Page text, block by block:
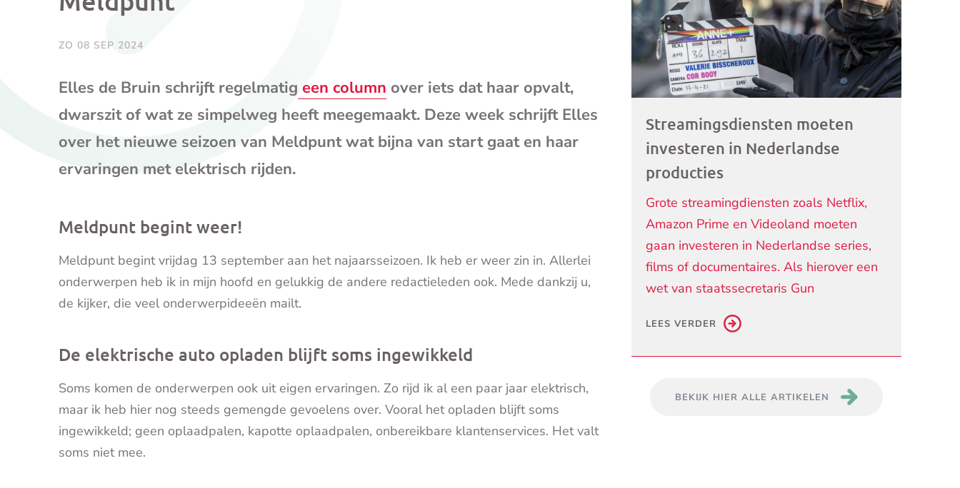
(opent
mailprogramma)
ZO 08 SEP 2024
Elles de Bruin schrijft regelmatig een column over iets dat haar opvalt,
dwarszit of wat ze simpelweg heeft meegemaakt. Deze week schrijft Elles
over het nieuwe seizoen van Meldpunt wat bijna van start gaat en haar
ervaringen met elektrisch rijden.
Meldpunt begint weer!
Meldpunt begint vrijdag 13 september aan het najaarsseizoen. Ik heb er weer zin in. Allerlei
onderwerpen heb ik in mijn hoofd en gelukkig de andere redactieleden ook. Mede dankzij u,
de kijker, die veel onderwerpideeën mailt.
De elektrische auto opladen blijft soms ingewikkeld
Soms komen de onderwerpen ook uit eigen ervaringen. Zo rijd ik al een paar jaar elektrisch,
maar ik heb hier nog steeds gemengde gevoelens over. Vooral het opladen blijft soms
ingewikkeld; geen oplaadpalen, kapotte oplaadpalen, onbereikbare klantenservices. Het valt
soms niet mee.
Streamingsdiensten moeten
investeren in Nederlandse
producties
Grote streamingdiensten zoals Netflix,
Amazon Prime en Videoland moeten
gaan investeren in Nederlandse series,
films of documentaires. Als hierover een
wet van staatssecretaris Gun
LEES VERDER
BEKIJK HIER ALLE ARTIKELEN